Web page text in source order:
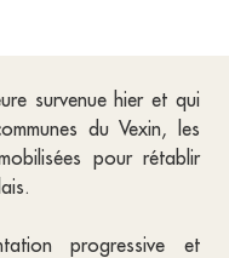
survenue hier et qui
du Vexin, les
pour rétablir
progressive et